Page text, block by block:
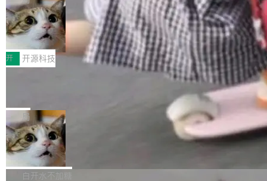
哪些组合有效，作者说，你得靠"文档、校验、或
者部落知识"。 换个写法。Rust 的 enum，两个
变体：Switchable...
有科技公司做的一样。只不过，实际上它不一
样。这是 Sandstorm.io 的重制版，我十年前的
那个创业公司。不同的是，这次它构建在 Cloudf
lare Workers 上——我花了九年时间搭建的平台
——并且深度集成了 AI。这基本上是我十年秘密
Workers 和 Durable Objects 的守护进程。 设
计思路很直接：每个对象是一个独立的 SQLite
数据库，按名称寻址，复制到你自己的 S3 兼容
存储库里。节点之间只通过这个存储库协调——
没有控制平面，没有共识协议。每个对象自带一
个小型数据库，应用天然按分片构建，单个数据
库的竞争和爆炸半径问题在设计层面就被消除
了。 闲置的 cell 会休眠到几乎不占资源。当 cel
l 迁移或唤醒时，新宿主从 S3 恢复 SQLite 数据
库继续执行。存储库是持久化的唯一真相...
鲁大师7月新机性能/流畅/AI榜：vivo夺
性能、流畅双第一，三星Galaxy Z系列
新折叠缺席
2026年7月的手机市场，由于存储等硬件成本暴
增，手机厂商的日子也不好过啊，新机速度明显
放缓，因此硝烟味淡了许多。新机参数规格除开
高价的三星折叠（三星Galaxy Z Fold8 Ultra / Z
Fold8 / Z Flip8）外，其余要么是中低端机器，
例如iQOO Z11i、REDMI Note 17、REDMI No
te 17 Pro、OPPO K15，要么是vivo X300 E这
样的次旗舰。 Galaxy Z Fold8 Ultra / Z Fold8 /
Z Flip8三款折叠屏新机均在7月22日发布，且全
部搭载骁龙8 Elite Gen5 for Galaxy，它们本该
开 开源科技
Zed 编辑器团队发布了新项目——DeltaDB，一
个在 git commit 之间记录每一次编辑操作的版
本控制系统。目前处于 Early Access 阶段。 De
ltaDB 的核心思路直接写在 landing page 最显
眼的位置：「Software is made between com
mits」——软件是在 commit 之间写出来的。git
局
SpaceXAI 单季资本开支达 183 亿美元
根据风险投资人Tomer Tunguz 博客（VC 分
析）披露的最新分析与第二季度业绩报告，Spac
白开水不加糖